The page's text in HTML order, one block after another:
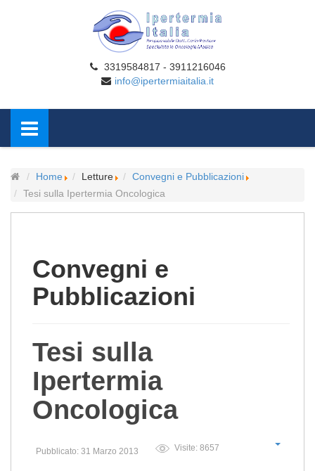
3319584817 - 3911216046
info@ipertermiaitalia.it
Home Letture
Convegni e Pubblicazioni
Tesi sulla Ipertermia Oncologica
Convegni e
Pubblicazioni
Tesi sulla
Ipertermia
Oncologica
Pubblicato: 31 Marzo 2013 Visite: 8657